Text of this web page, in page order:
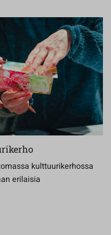
kulttuurikerhossa
erilaisia